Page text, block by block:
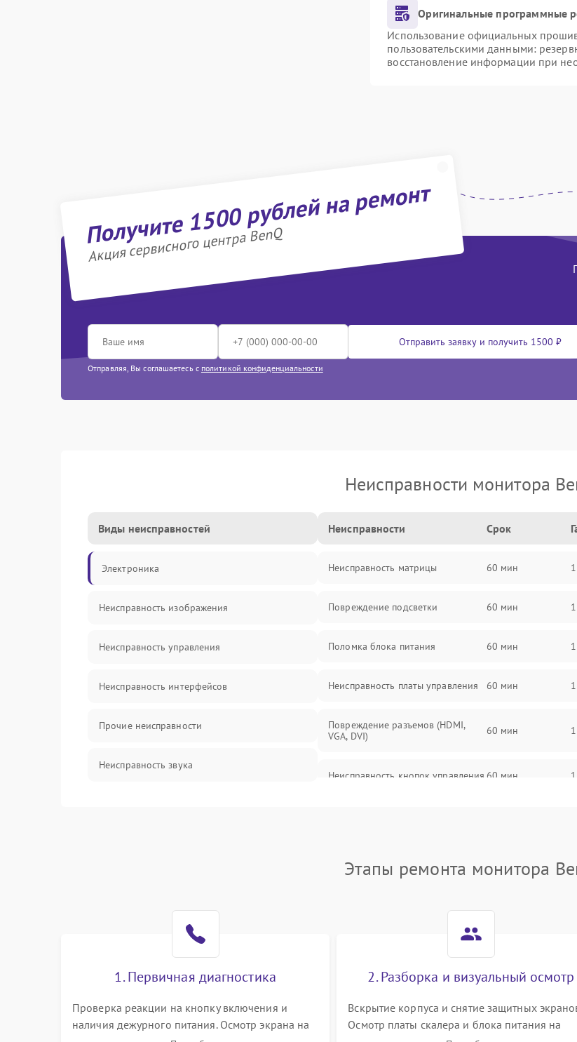
Оригинальные программные
Использование официальных
пользовательскими данными:
восстановление информации при
Получите 1500 рублей на ремонт
Акция сервисного центра BenQ
Отправить заявку и получить 1500 ₽
Отправляя, Вы соглашаетесь с политикой конфиденциальности
Неисправности монитора
Виды неисправностей
Электроника
Неисправность изображения
Неисправность управления
Неисправность интерфейсов
Прочие неисправности
Неисправность звука
Неисправности Срок
Неисправность матрицы 60 мин
Повреждение подсветки 60 мин
Поломка блока питания 60 мин
Неисправность платы управления 60 мин
Повреждение разъемов (HDMI,
VGA, DVI)
60 мин
Неисправность кнопок управления 60 мин
Поломка системы автоматического
короткого замыкания
Этапы ремонта монитора
1. Первичная диагностика
Проверка реакции на кнопку включения и
наличия дежурного питания. Осмотр экрана на
2. Разборка и визуальный осмотр
Вскрытие корпуса и снятие защитных
Осмотр платы скалера и блока питания на